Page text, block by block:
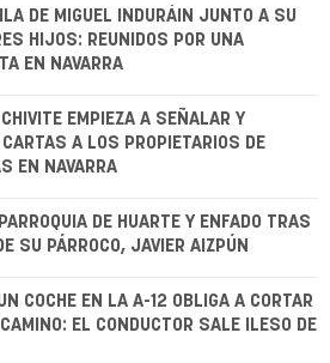
DE MIGUEL INDURÁIN JUNTO A SU
HIJOS: REUNIDOS POR UNA
EN NAVARRA
CHIVITE EMPIEZA A SEÑALAR Y
A LOS PROPIETARIOS DE
EN NAVARRA
DE HUARTE Y ENFADO TRAS
SU PÁRROCO, JAVIER AIZPÚN
COCHE EN LA A-12 OBLIGA A CORTAR
EL CONDUCTOR SALE ILESO DE